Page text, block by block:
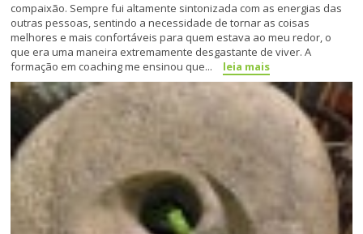
compaixão. Sempre fui altamente sintonizada com as energias das
outras pessoas, sentindo a necessidade de tornar as coisas
melhores e mais confortáveis para quem estava ao meu redor, o
que era uma maneira extremamente desgastante de viver. A
formação em coaching me ensinou que...
leia mais